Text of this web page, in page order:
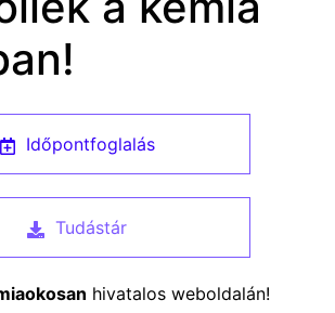
Időpontfoglalás
Tudástár
hivatalos weboldalán!